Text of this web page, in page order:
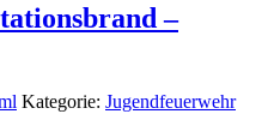
–
Kategorie: Jugendfeuerwehr